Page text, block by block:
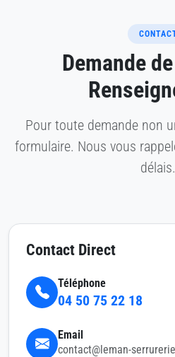
Demande
Pour toute demande non
formulaire. Nous vous
délais.
Contact Direct
Téléphone
04 50 75 22 18
Email
contact@leman-